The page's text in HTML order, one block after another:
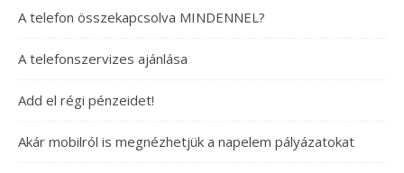
A telefon összekapcsolva MINDENNEL?
A telefonszervizes ajánlása
Add el régi pénzeidet!
Akár mobilról is megnézhetjük a napelem pályázatokat